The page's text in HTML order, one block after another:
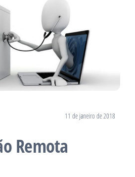
11 de janeiro de 2018
Remota